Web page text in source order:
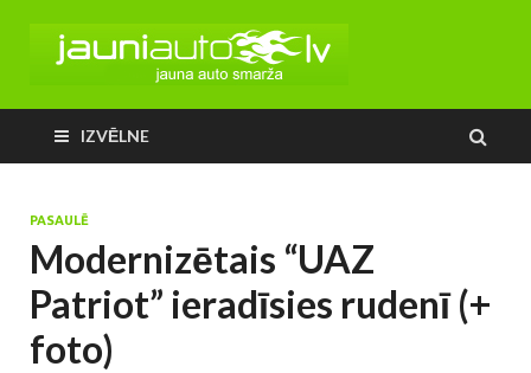
IZVĒLNE
PASAULĒ
Modernizētais “UAZ
Patriot” ieradīsies rudenī (+
foto)